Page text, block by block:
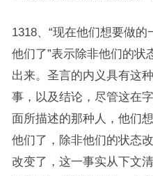
1318、“现在他们想要做
他们了”表示除非他们的状
出来。圣言的内义具有这
事，以及结论，尽管这在
面所描述的那种人，他们
他们了，除非他们的状态
改变了，这一事实从下文